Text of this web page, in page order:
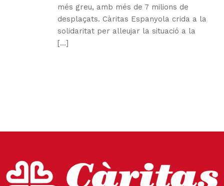
més greu, amb més de 7 milions de
desplaçats. Càritas Espanyola crida a la
solidaritat per alleujar la situació a la
[...]